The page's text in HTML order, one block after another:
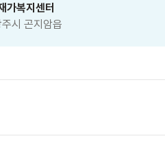
가복지센터
시 곤지암읍